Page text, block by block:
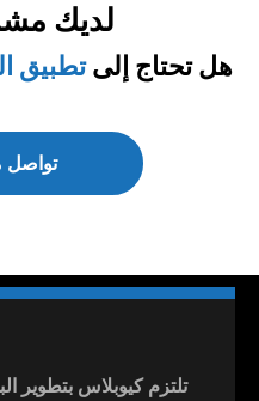
لديك
هل تحتاج إلىتطبيق
تواصل
تلتزم كيوبلاس بتطوير